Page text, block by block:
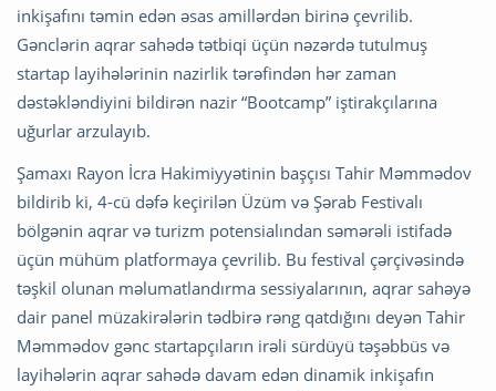
inkişafını təmin edən əsas amillərdən birinə çevrilib.
Gənclərin aqrar sahədə tətbiqi üçün nəzərdə tutulmuş
startap layihələrinin nazirlik tərəfindən hər zaman
dəstəkləndiyini bildirən nazir “Bootcamp” iştirakçılarına
uğurlar arzulayıb.
Şamaxı Rayon İcra Hakimiyyətinin başçısı Tahir Məmmədov
bildirib ki, 4-cü dəfə keçirilən Üzüm və Şərab Festivalı
bölgənin aqrar və turizm potensialından səmərəli istifadə
üçün mühüm platformaya çevrilib. Bu festival çərçivəsində
təşkil olunan məlumatlandırma sessiyalarının, aqrar sahəyə
dair panel müzakirələrin tədbirə rəng qatdığını deyən Tahir
Məmmədov gənc startapçıların irəli sürdüyü təşəbbüs və
layihələrin aqrar sahədə davam edən dinamik inkişafın